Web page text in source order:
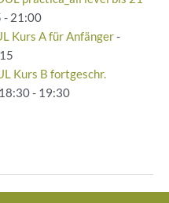
21:00
Kurs A für Anfänger-
Kurs B fortgeschr.
- 19:30